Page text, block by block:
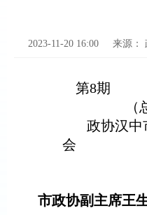
2023-11-20 16:00 来源：
第8期
（
政协汉中
会
市政协副主席王